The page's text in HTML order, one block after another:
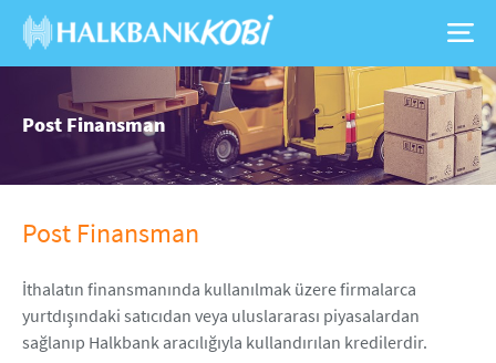
Post Finansman
Post Finansman
İthalatın finansmanında kullanılmak üzere firmalarca
yurtdışındaki satıcıdan veya uluslararası piyasalardan
sağlanıp Halkbank aracılığıyla kullandırılan kredilerdir.